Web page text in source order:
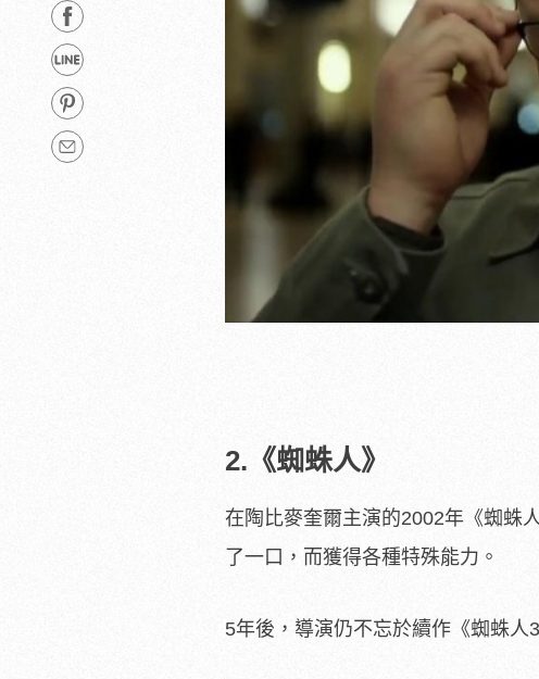
2.《蜘蛛人》
在陶比麥奎爾主演的2002年《蜘蛛
了一口，而獲得各種特殊能力。
5年後，導演仍不忘於續作《蜘蛛人